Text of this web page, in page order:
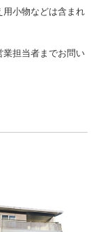
小物などは含まれ
担当者までお問い